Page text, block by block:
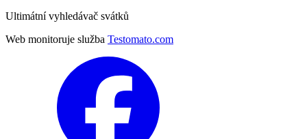
Ultimátní vyhledávač svátků
Web monitoruje služba Testomato.com